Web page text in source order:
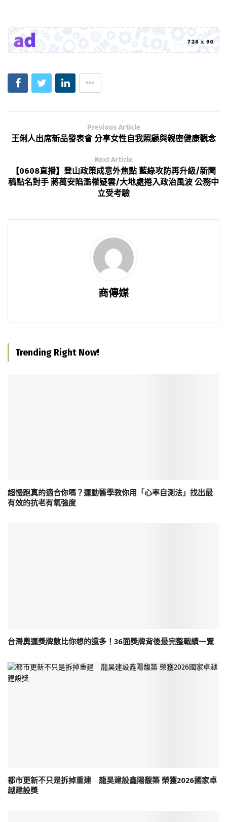
Previous Article
王俐人出席新品發表會 分享女性自我照顧與親密健康觀念
Next Article
【0608直播】登山政策成意外焦點 藍綠攻防再升級/新聞
稿點名對手 蔣萬安陷濫權疑雲/大地處捲入政治風波 公務中
立受考驗
商傳媒
Trending Right Now!
超慢跑真的適合你嗎？運動醫學教你用「心率自測法」找出最
有效的抗老有氧強度
台灣奧運獎牌數比你想的還多！36面獎牌背後最完整戰績一覽
都市更新不只是拆掉重建 龍昊建設鑫陽馥築 榮獲2026國家卓
越建設獎